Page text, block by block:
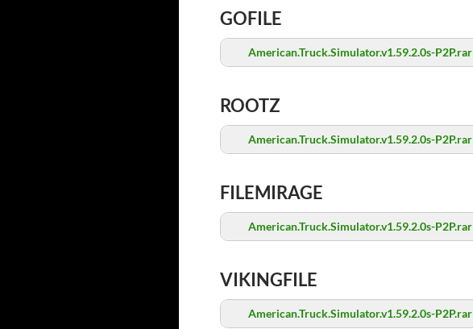
GOFILE
American.Truck.Simulator.v1.59.2.0s-P2P.rar
ROOTZ
American.Truck.Simulator.v1.59.2.0s-P2P.rar
FILEMIRAGE
American.Truck.Simulator.v1.59.2.0s-P2P.rar
VIKINGFILE
American.Truck.Simulator.v1.59.2.0s-P2P.rar